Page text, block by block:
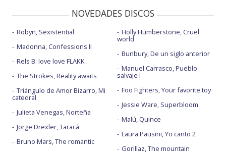
NOVEDADES DISCOS
Robyn, Sexistential
Madonna, Confessions II
Rels B: love love FLAKK
The Strokes, Reality awaits
Triángulo de Amor Bizarro, Mi
catedral
Julieta Venegas, Norteña
Jorge Drexler, Taracá
Bruno Mars, The romantic
Holly Humberstone, Cruel
world
Bunbury, De un siglo anterior
Manuel Carrasco, Pueblo
salvaje I
Foo Fighters, Your favorite toy
Jessie Ware, Superbloom
Malú, Quince
Laura Pausini, Yo canto 2
Gorillaz, The mountain